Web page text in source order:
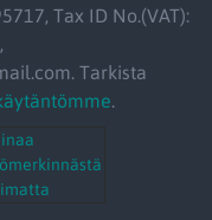
Tax ID No.(VAT):
Tarkista
.